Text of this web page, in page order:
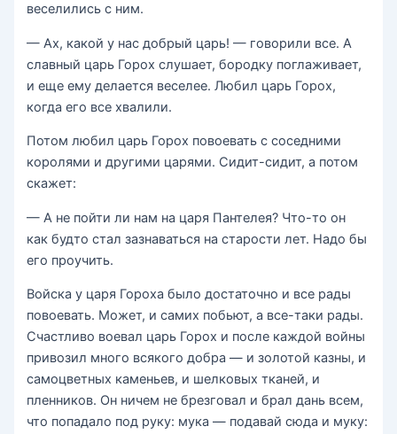
веселились с ним.
— Ах, какой у нас добрый царь! — говорили все. А
славный царь Горох слушает, бородку поглаживает,
и еще ему делается веселее. Любил царь Горох,
когда его все хвалили.
Потом любил царь Горох повоевать с соседними
королями и другими царями. Сидит-сидит, а потом
скажет:
— А не пойти ли нам на царя Пантелея? Что-то он
как будто стал зазнаваться на старости лет. Надо бы
его проучить.
Войска у царя Гороха было достаточно и все рады
повоевать. Может, и самих побьют, а все-таки рады.
Счастливо воевал царь Горох и после каждой войны
привозил много всякого добра — и золотой казны, и
самоцветных каменьев, и шелковых тканей, и
пленников. Он ничем не брезговал и брал дань всем,
что попадало под руку: мука — подавай сюда и муку: